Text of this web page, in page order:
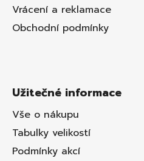
Vrácení a reklamace
Obchodní podmínky
Užitečné informace
Vše o nákupu
Tabulky velikostí
Podmínky akcí